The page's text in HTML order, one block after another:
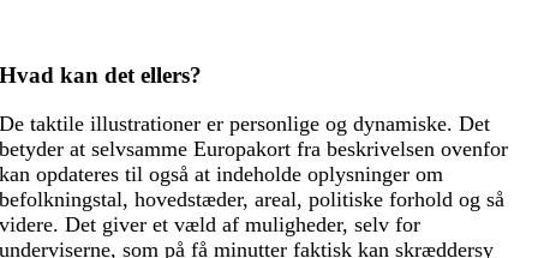
Hvad kan det ellers?
De taktile illustrationer er personlige og dynamiske. Det
betyder at selvsamme Europakort fra beskrivelsen ovenfor
kan opdateres til også at indeholde oplysninger om
befolkningstal, hovedstæder, areal, politiske forhold og så
videre. Det giver et væld af muligheder, selv for
underviserne, som på få minutter faktisk kan skræddersy